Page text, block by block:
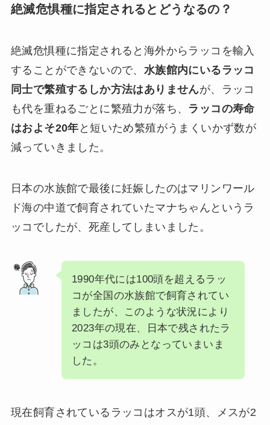
絶滅危惧種に指定されるとどうなるの？
絶滅危惧種に指定されると海外からラッコを輸入
することができないので、 水族館内にいるラッコ
同士で繁殖するしか方法はありませんが、ラッコ
も代を重ねるごとに繁殖力が落ち、 ラッコの寿命
はおよそ20年 と短いため繁殖がうまくいかず数が
減っていきました。
日本の水族館で最後に妊娠したのはマリンワール
ド海の中道で飼育されていたマナちゃんというラ
ッコでしたが、死産してしまいました。
1990年代には100頭を超えるラッ
コが全国の水族館で飼育されてい
ましたが、このような状況により
2023年の現在、日本で残されたラ
ッコは3頭のみとなっていまいま
した。
現在飼育されているラッコはオスが1頭、メスが2